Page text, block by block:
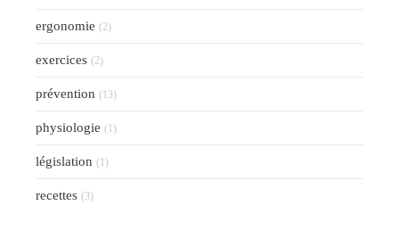
ergonomie (2)
exercices (2)
prévention (13)
physiologie (1)
législation (1)
recettes (3)